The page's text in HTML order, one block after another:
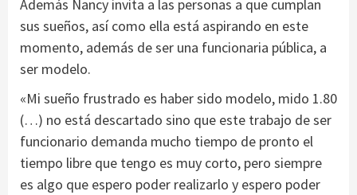
Además Nancy invita a las personas a que cumplan
sus sueños, así como ella está aspirando en este
momento, además de ser una funcionaria pública, a
ser modelo.
«Mi sueño frustrado es haber sido modelo, mido 1.80
(…) no está descartado sino que este trabajo de ser
funcionario demanda mucho tiempo de pronto el
tiempo libre que tengo es muy corto, pero siempre
es algo que espero poder realizarlo y espero poder